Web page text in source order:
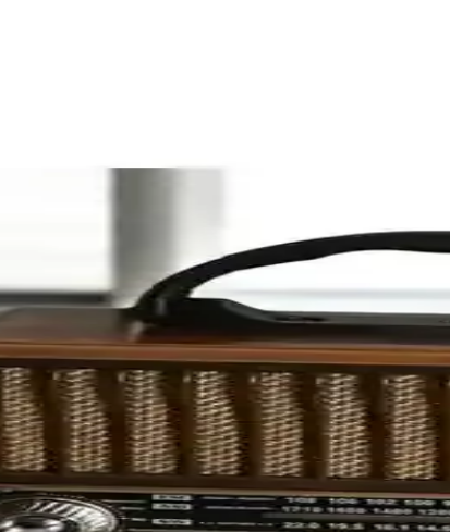
Tasarımı ve Çalışma Prensipleri
basit TRF radyo alıcısının temel bileşenleri, çalışma
Elektronik İletişim Teknolojilerindeki Rolü
antenler, sinyal kalitesini artırır ve iletişim
Yüksek Ses Kalitesi ve Taşınabilirlik Özellikleri
ve üstün ses performansıyla dış mekan ve iç mekan
Radyo: Fonksiyonellik ve Tasarımın Birleşimi